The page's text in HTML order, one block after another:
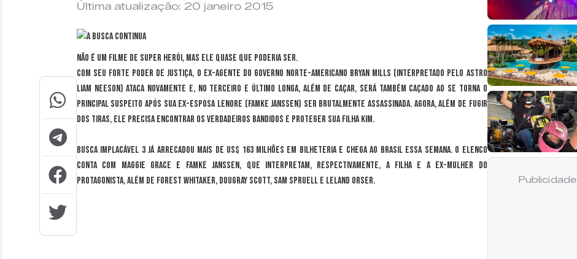
Última atualização: 20 janeiro 2015
Não é um filme de super herói, mas ele quase que poderia ser.
Com seu forte poder de justiça, o ex-agente do governo norte-americano Bryan Mills (interpretado pelo astro
Liam Neeson) ataca novamente e, no terceiro e último longa, além de caçar, será também caçado ao se torna o
principal suspeito após sua ex-esposa Lenore (Famke Janssen) ser brutalmente assassinada. Agora, além de fugir
dos tiras, ele precisa encontrar os verdadeiros bandidos e proteger sua filha Kim.
Busca Implacável 3 já arrecadou mais de US$ 163 milhões em bilheteria e chega ao Brasil essa semana. O elenco
conta com Maggie Grace e Famke Janssen, que interpretam, respectivamente, a filha e a ex-mulher do
protagonista, além de Forest Whitaker, Dougray Scott, Sam Spruell e Leland Orser.
Publicidade